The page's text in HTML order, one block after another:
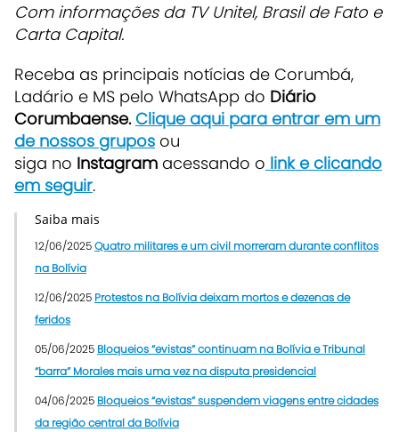
Com informações da TV Unitel, Brasil de Fato e
Carta Capital.
Receba as principais notícias de Corumbá,
Ladário e MS pelo WhatsApp do Diário
Corumbaense.Clique aqui para entrar em um
de nossos grupos ou
siga no Instagram acessando o link e clicando
em seguir.
Saiba mais
12/06/2025Quatro militares e um civil morreram durante conflitos
na Bolívia
12/06/2025 Protestos na Bolívia deixam mortos e dezenas de
feridos
05/06/2025 Bloqueios “evistas” continuam na Bolívia e Tribunal
“barra” Morales mais uma vez na disputa presidencial
04/06/2025 Bloqueios “evistas” suspendem viagens entre cidades
da região central da Bolívia